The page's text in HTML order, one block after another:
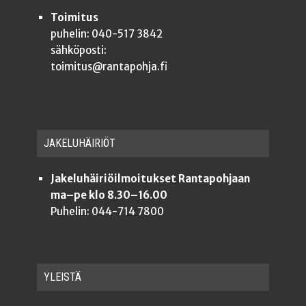
Toimitus
puhelin: 040-517 3842
sähköposti:
toimitus@rantapohja.fi
JAKE­LU­HÄI­RIÖT
Jakeluhäiriöilmoitukset Rantapohjaan
ma–pe klo 8.30–16.00
Puhelin: 044-714 7800
YLEISTÄ